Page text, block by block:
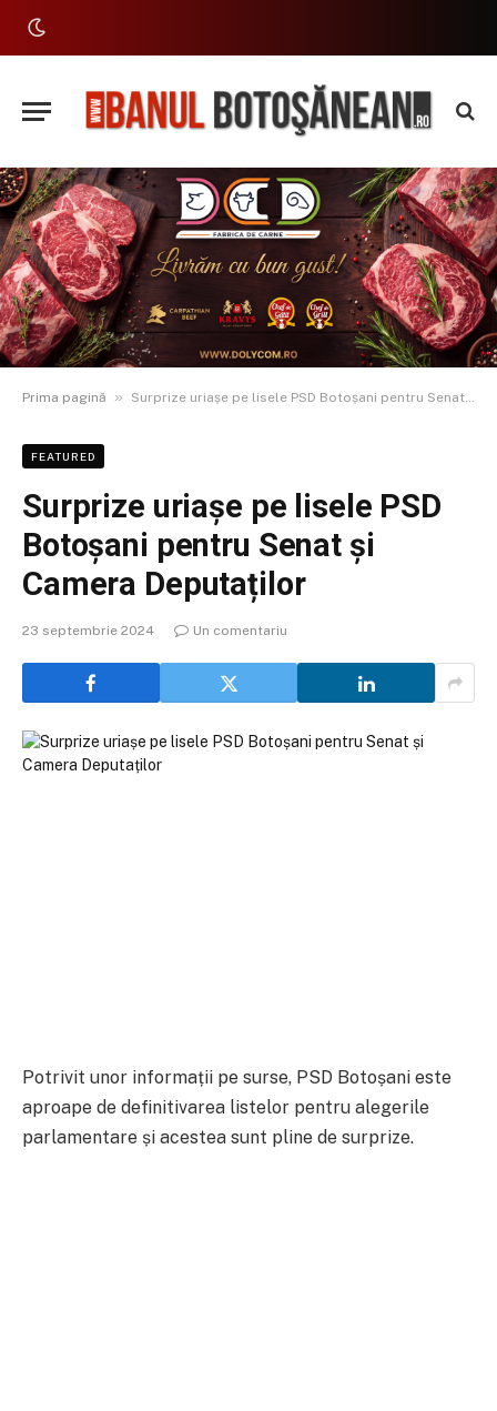
Prima pagină » Surprize uriașe pe lisele PSD Botoșani pentru Senat și Camera Deputaților
FEATURED
Surprize uriașe pe lisele PSD
Botoșani pentru Senat și
Camera Deputaților
23 septembrie 2024 Un comentariu
Potrivit unor informații pe surse, PSD Botoșani este
aproape de definitivarea listelor pentru alegerile
parlamentare și acestea sunt pline de surprize.